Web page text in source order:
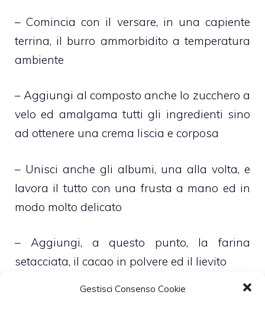
Gestisci Consenso Cookie
– Comincia con il versare, in una capiente
terrina, il burro ammorbidito a temperatura
ambiente
– Aggiungi al composto anche lo zucchero a
velo ed amalgama tutti gli ingredienti sino
ad ottenere una crema liscia e corposa
– Unisci anche gli albumi, una alla volta, e
lavora il tutto con una frusta a mano ed in
modo molto delicato
– Aggiungi, a questo punto, la farina
setacciata, il cacao in polvere ed il lievito